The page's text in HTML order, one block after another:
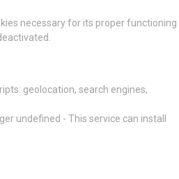
necessary for its proper functioning
geolocation, search engines,
undefined - This service can install